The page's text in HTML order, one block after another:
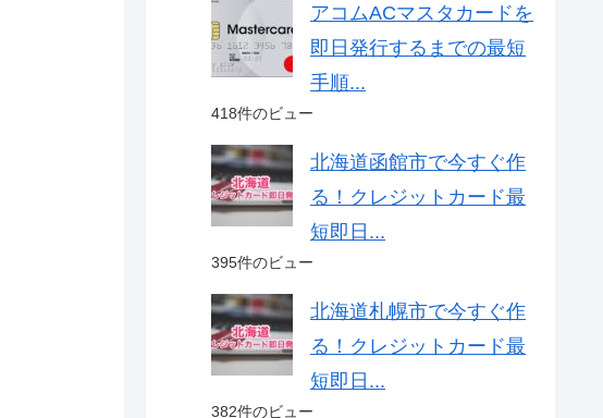
アコムACマスタカードを
即日発行するまでの最短
手順...
418件のビュー
北海道函館市で今すぐ作
る！クレジットカード最
短即日...
395件のビュー
北海道札幌市で今すぐ作
る！クレジットカード最
短即日...
382件のビュー